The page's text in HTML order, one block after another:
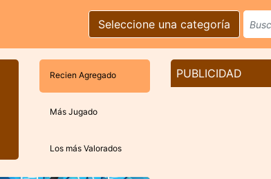
Seleccione una categoría
Recien Agregado
Más Jugado
Los más Valorados
PUBLICIDAD